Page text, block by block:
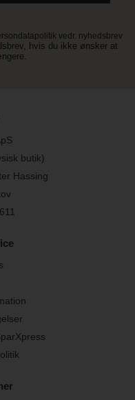
vedr. nyhedsbrev
hvis du ikke ønsker at
butik)
Hassing